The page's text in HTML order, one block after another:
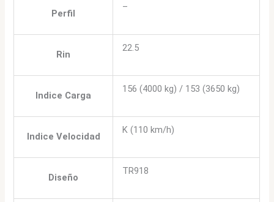
Perfil
–
Rin
22.5
Indice Carga
156 (4000 kg) / 153 (3650 kg)
Indice Velocidad
K (110 km/h)
Diseño
TR918